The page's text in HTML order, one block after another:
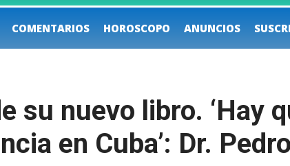
COMENTARIOS HOROSCOPO ANUNCIOS
su nuevo libro. ‘Hay
en Cuba’: Dr.